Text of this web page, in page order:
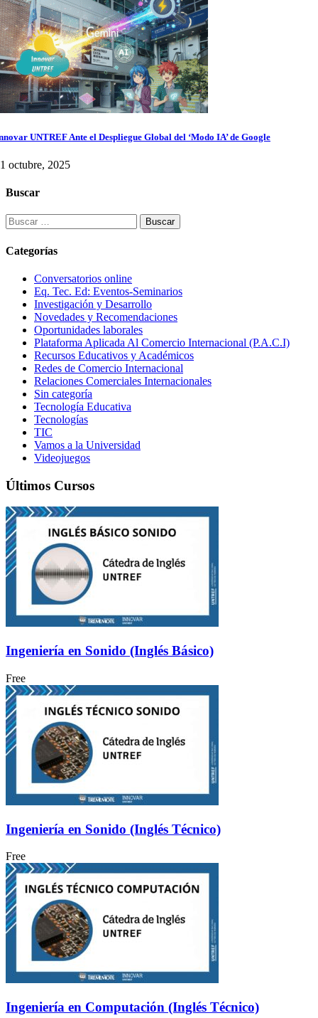
UNTREF Ante el Despliegue Global del ‘Modo IA’ de Google
octubre, 2025
Buscar
Buscar:
Categorías
Conversatorios online
Eq. Tec. Ed: Eventos-Seminarios
Investigación y Desarrollo
Novedades y Recomendaciones
Oportunidades laborales
Plataforma Aplicada Al Comercio Internacional (P.A.C.I)
Recursos Educativos y Académicos
Redes de Comercio Internacional
Relaciones Comerciales Internacionales
Sin categoría
Tecnología Educativa
Tecnologías
TIC
Vamos a la Universidad
Videojuegos
Últimos Cursos
Ingeniería en Sonido (Inglés Básico)
Free
Ingeniería en Sonido (Inglés Técnico)
Free
Ingeniería en Computación (Inglés Técnico)